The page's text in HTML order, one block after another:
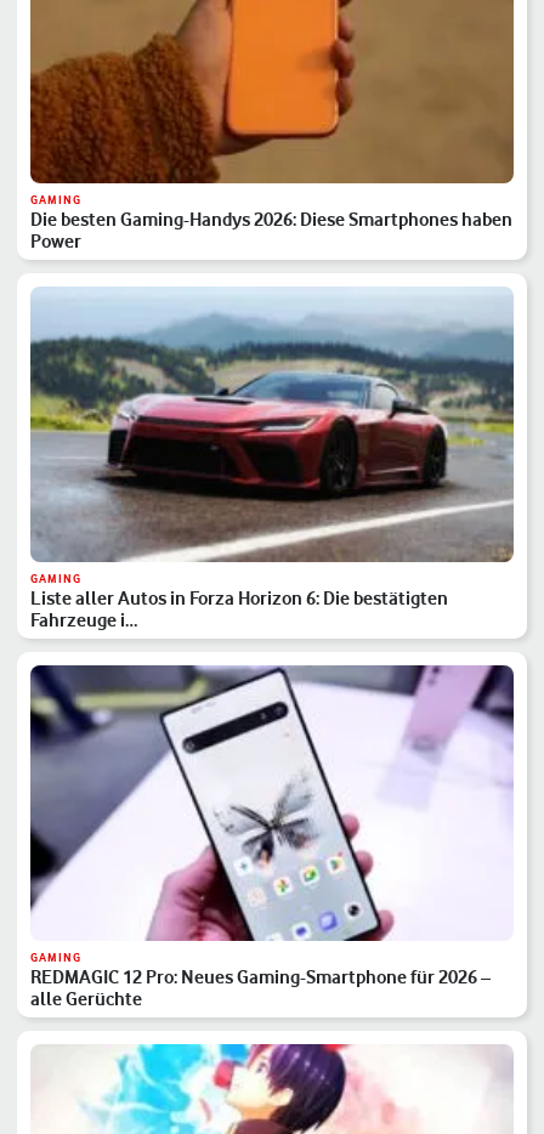
GAMING
Die besten Gaming-Handys 2026: Diese Smartphones haben
Power
GAMING
Liste aller Autos in Forza Horizon 6: Die bestätigten
Fahrzeuge i…
GAMING
REDMAGIC 12 Pro: Neues Gaming-Smartphone für 2026 –
alle Gerüchte